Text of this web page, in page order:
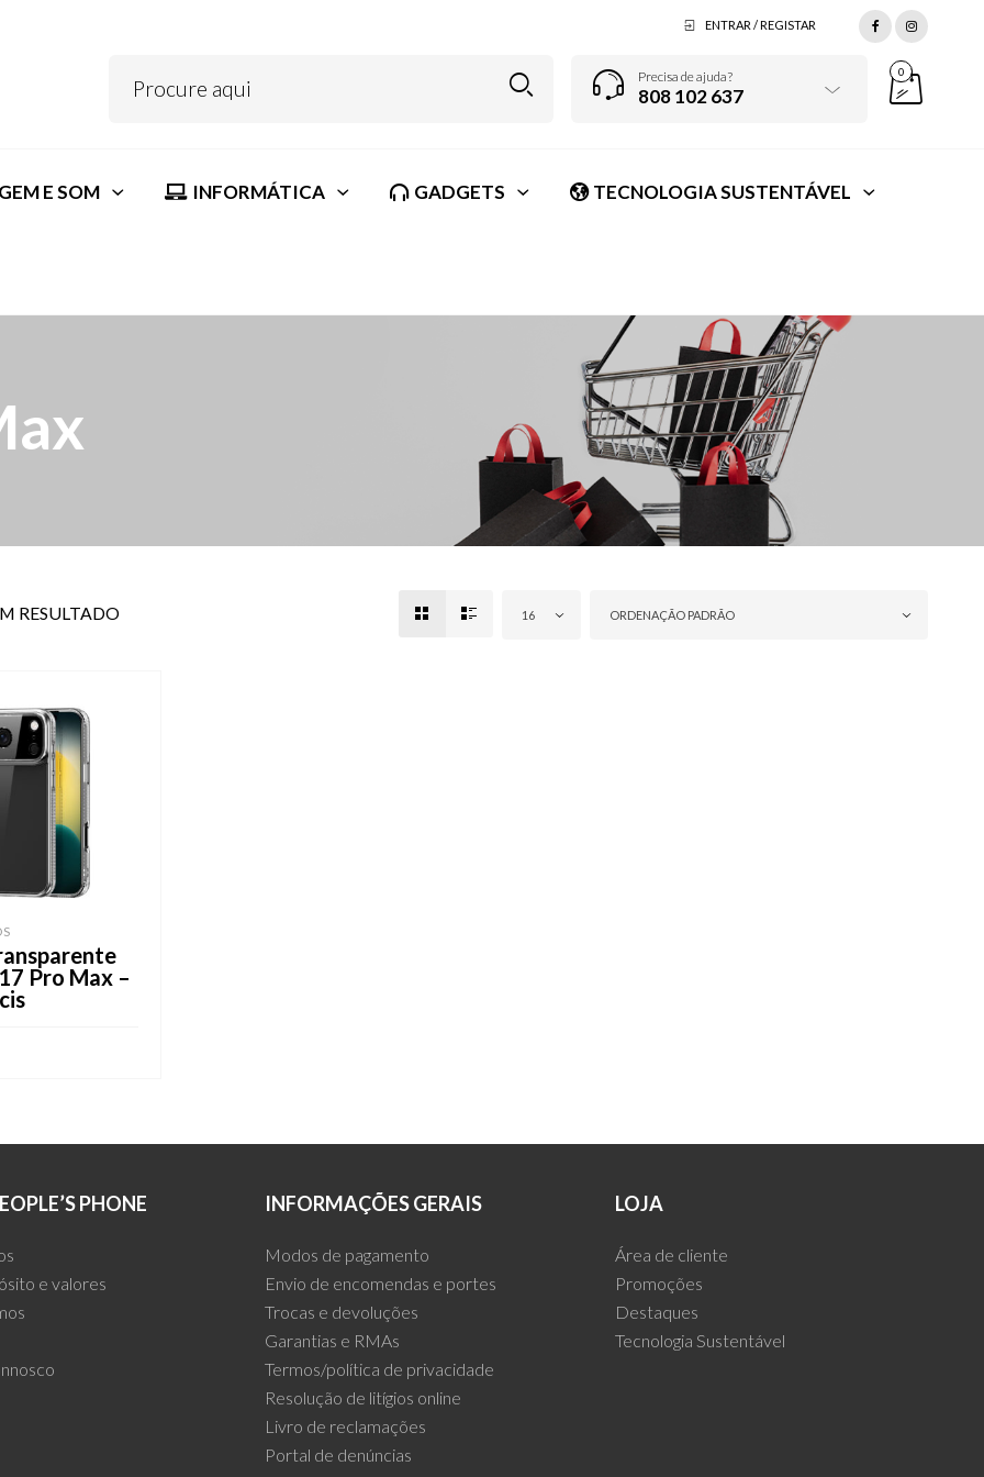
ENTRAR / REGISTAR
Precisa de ajuda?
808 102 637
0
E SOM INFORMÁTICA GADGETS TECNOLOGIA SUSTENTÁVEL
RESULTADO 16 ORDENAÇÃO PADRÃO
Pro Max –
PHONE
e valores
INFORMAÇÕES GERAIS
Modos de pagamento
Envio de encomendas e portes
Trocas e devoluções
Garantias e RMAs
Termos/política de privacidade
Resolução de litígios online
Livro de reclamações
Portal de denúncias
LOJA
Área de cliente
Promoções
Destaques
Tecnologia Sustentável